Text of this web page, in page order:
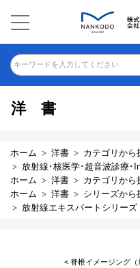
キーワードを入力してください
洋書
ホーム 洋書 カテゴリから
放射線･核医学･超音波診療･
ホーム
洋書 カテゴリから
ホーム
洋書 シリーズから
放射線エキスパートシリーズ
< 脊椎イメージング